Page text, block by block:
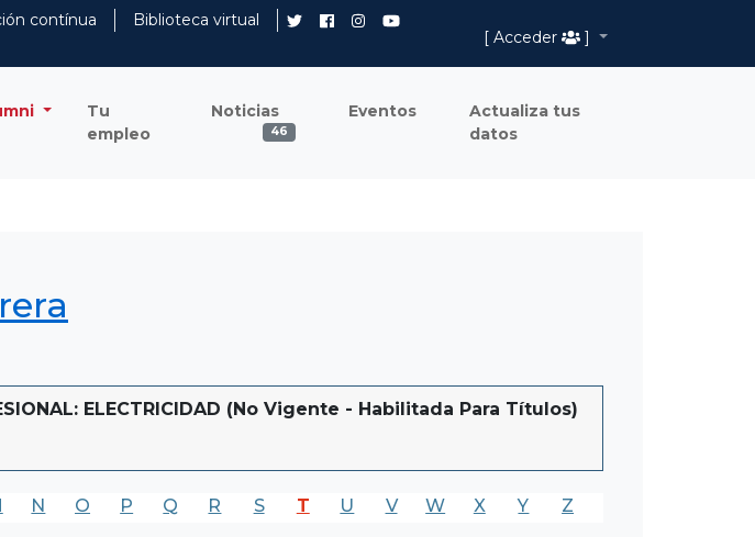
contínua
Biblioteca virtual
[ Acceder
]
Tu
empleo
Noticias
46
Eventos
Actualiza tus
datos
ELECTRICIDAD (No Vigente - Habilitada Para Títulos)
N O P Q R S T U V W X Y Z